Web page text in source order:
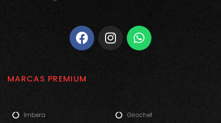
MARCAS PREMIUM
Imbera
Girochef